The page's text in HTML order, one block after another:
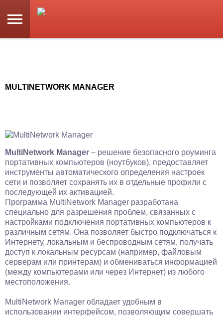
MULTINETWORK MANAGER
MultiNetwork Manager – решение безопасного роуминга
портативных компьютеров (ноутбуков), предоставляет
инструменты автоматического определения настроек
сети и позволяет сохранять их в отдельные профили с
последующей их активацией.
Программа MultiNetwork Manager разработана
специально для разрешения проблем, связанных с
настройками подключения портативных компьютеров к
различным сетям. Она позволяет быстро подключаться к
Интернету, локальным и беспроводным сетям, получать
доступ к локальным ресурсам (например, файловым
серверам или принтерам) и обмениваться информацией
(между компьютерами или через Интернет) из любого
местоположения.
MultiNetwork Manager обладает удобным в
использовании интерфейсом, позволяющим совершать